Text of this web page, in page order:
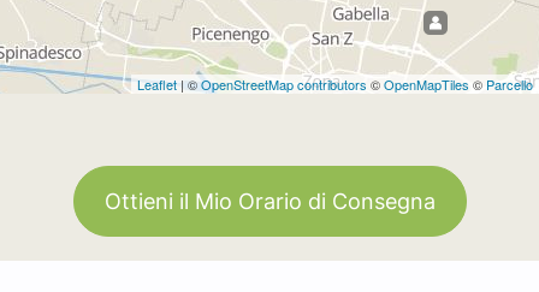
Leaflet | ©OpenStreetMap contributors ©OpenMapTiles © Parcello
Ottieni il Mio Orario di Consegna